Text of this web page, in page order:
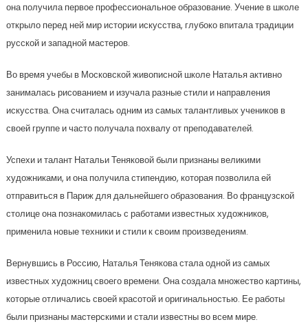
она получила первое профессиональное образование. Учение в школе
открыло перед ней мир истории искусства, глубоко впитала традиции
русской и западной мастеров.
Во время учебы в Московской живописной школе Наталья активно
занималась рисованием и изучала разные стили и направления
искусства. Она считалась одним из самых талантливых учеников в
своей группе и часто получала похвалу от преподавателей.
Успехи и талант Натальи Теняковой были признаны великими
художниками, и она получила стипендию, которая позволила ей
отправиться в Париж для дальнейшего образования. Во французской
столице она познакомилась с работами известных художников,
применила новые техники и стили к своим произведениям.
Вернувшись в Россию, Наталья Тенякова стала одной из самых
известных художниц своего времени. Она создала множество картины,
которые отличались своей красотой и оригинальностью. Ее работы
были признаны мастерскими и стали известны во всем мире.